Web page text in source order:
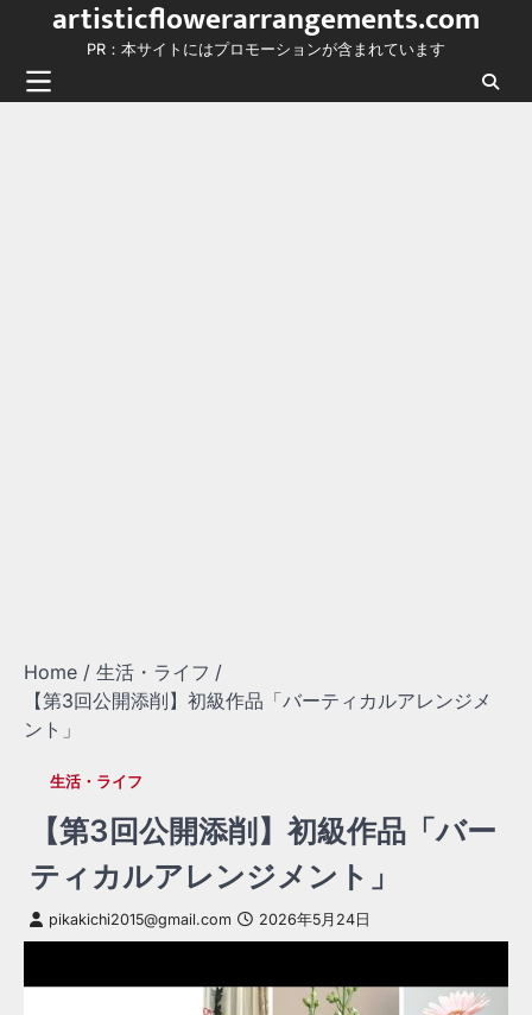
content
artisticflowerarrangements.com
PR：本サイトにはプロモーションが含まれています
Home
生活・ライフ
【第3回公開添削】初級作品「バーティカルアレンジメ
ント」
生活・ライフ
【第3回公開添削】初級作品「バー
ティカルアレンジメント」
pikakichi2015@gmail.com 2026年5月24日